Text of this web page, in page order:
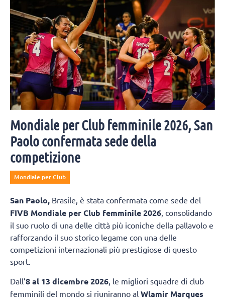
Mondiale per Club femminile 2026, San
Paolo confermata sede della
competizione
Mondiale per Club
San Paolo, Brasile, è stata confermata come sede del
FIVB Mondiale per Club femminile 2026, consolidando
il suo ruolo di una delle città più iconiche della pallavolo e
rafforzando il suo storico legame con una delle
competizioni internazionali più prestigiose di questo
sport.
Dall’8 al 13 dicembre 2026 , le migliori squadre di club
femminili del mondo si riuniranno al Wlamir Marques